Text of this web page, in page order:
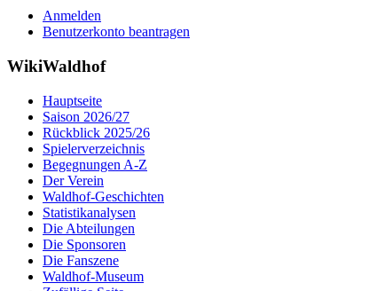
Anmelden
Benutzerkonto beantragen
WikiWaldhof
Hauptseite
Saison 2026/27
Rückblick 2025/26
Spielerverzeichnis
Begegnungen A-Z
Der Verein
Waldhof-Geschichten
Statistikanalysen
Die Abteilungen
Die Sponsoren
Die Fanszene
Waldhof-Museum